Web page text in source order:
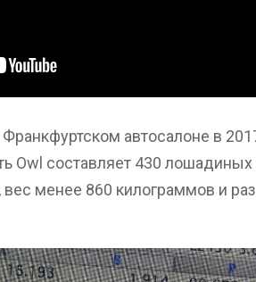
автосалоне в
Owl составляет 430 лошадиных
вес менее 860 килограммов и